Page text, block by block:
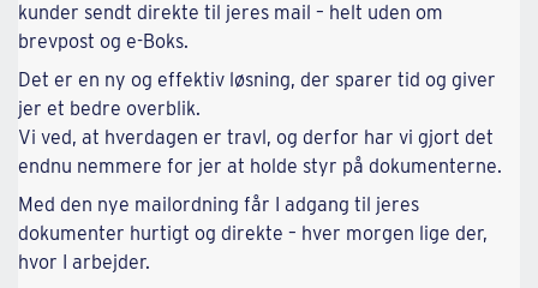
kunder sendt direkte til jeres mail – helt uden om
brevpost og e-Boks.
Det er en ny og effektiv løsning, der sparer tid og giver
jer et bedre overblik.
Vi ved, at hverdagen er travl, og derfor har vi gjort det
endnu nemmere for jer at holde styr på dokumenterne.
Med den nye mailordning får I adgang til jeres
dokumenter hurtigt og direkte – hver morgen lige der,
hvor I arbejder.